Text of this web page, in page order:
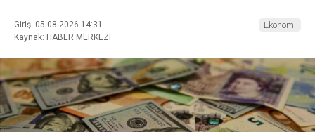
Giriş: 05-08-2026 14:31
Kaynak: HABER MERKEZI
Ekonomi